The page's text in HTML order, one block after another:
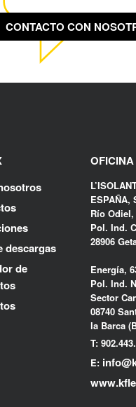
CONTACTO CON
descargas
de
ESPAÑA,
Río Odiel,
Pol. Ind.
28906
Energía,
Pol. Ind.
Sector
08740
la Barca
T:
E: